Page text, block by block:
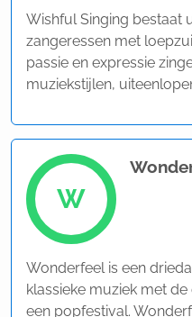
Wishful Singing bestaat
zangeressen met
passie en expressie
muziekstijlen,
W
Wonderfeel is een
klassieke muziek met
een popfestival.